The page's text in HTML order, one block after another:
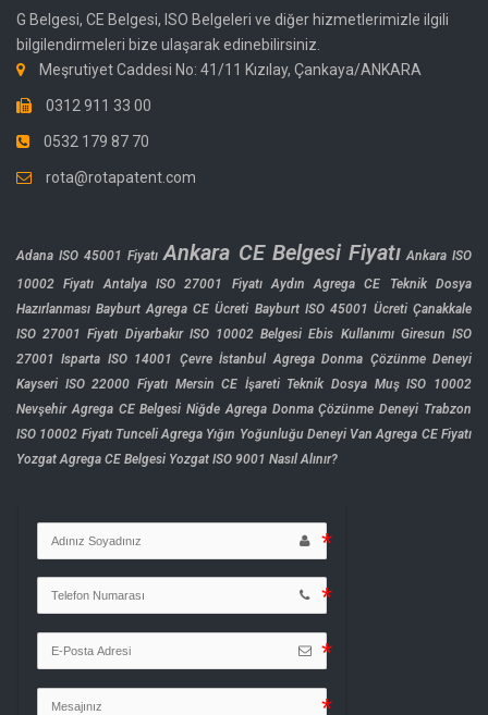
G Belgesi, CE Belgesi, ISO Belgeleri ve diğer hizmetlerimizle ilgili
bilgilendirmeleri bize ulaşarak edinebilirsiniz.
Meşrutiyet Caddesi No: 41/11 Kızılay, Çankaya/ANKARA
0312 911 33 00
0532 179 87 70
rota@rotapatent.com
Adana ISO 45001 Fiyatı Ankara CE Belgesi Fiyatı Ankara ISO
10002 Fiyatı
Antalya ISO 27001 Fiyatı
Aydın Agrega CE Teknik Dosya
Hazırlanması Bayburt Agrega CE Ücreti Bayburt ISO 45001 Ücreti Çanakkale
ISO 27001 Fiyatı Diyarbakır ISO 10002 Belgesi Ebis Kullanımı Giresun ISO
27001 Isparta ISO 14001 Çevre İstanbul Agrega Donma Çözünme Deneyi
Kayseri ISO 22000 Fiyatı Mersin CE İşareti Teknik Dosya Muş ISO 10002
Nevşehir Agrega CE Belgesi Niğde Agrega Donma Çözünme Deneyi Trabzon
ISO 10002 Fiyatı Tunceli Agrega Yığın Yoğunluğu Deneyi Van Agrega CE Fiyatı
Yozgat Agrega CE Belgesi Yozgat ISO 9001 Nasıl Alınır?